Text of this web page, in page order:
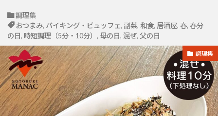
調理集
おつまみ, バイキング・ビュッフェ, 副菜, 和食, 居酒屋, 春, 春分
の日, 時短調理（5分・10分） , 母の日, 混ぜ, 父の日
調理集